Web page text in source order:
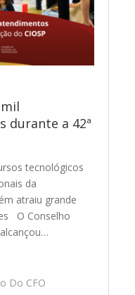
durante a 42ª
tecnológicos
da
atraiu grande
O Conselho
Do CFO